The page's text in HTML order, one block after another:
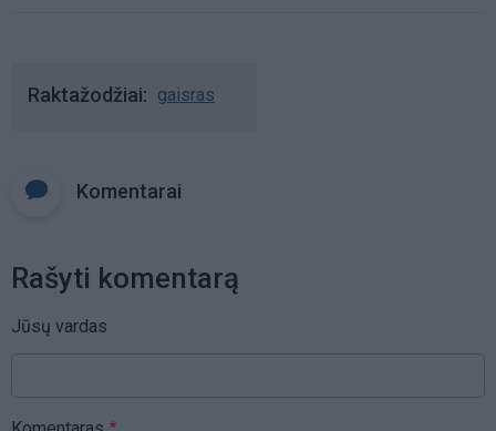
Raktažodžiai gaisras
Komentarai
Rašyti komentarą
Jūsų vardas